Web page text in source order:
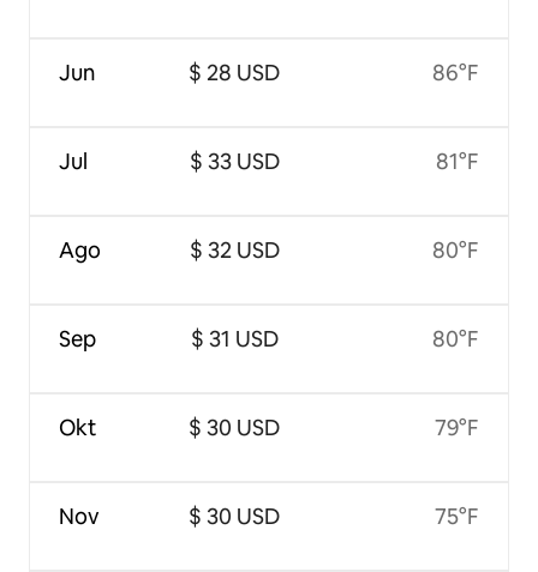
Jun
Jul
Ago
Sep
Okt
Nov
$ 28 USD
$ 33 USD
$ 32 USD
$ 31 USD
$ 30 USD
$ 30 USD
86°F
81°F
80°F
80°F
79°F
75°F